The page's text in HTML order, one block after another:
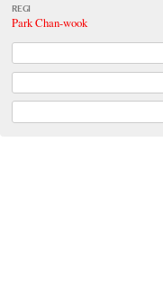
REGI
Park Chan-wook